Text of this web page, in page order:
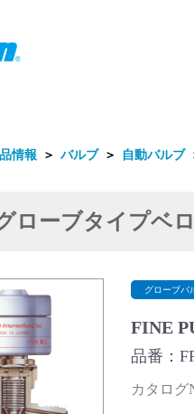
報
情報 ＞ バルブ ＞ 自動バルブ
ローブタイプベ
グローブバ
FINE
品番：
カタログ